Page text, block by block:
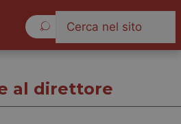
al direttore